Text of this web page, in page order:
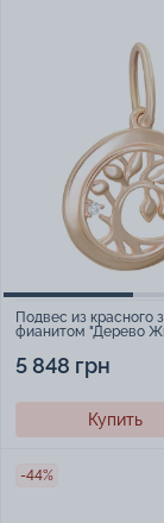
Подвес из красного
фианитом "Дерево
5 848 грн
Купить
-44%